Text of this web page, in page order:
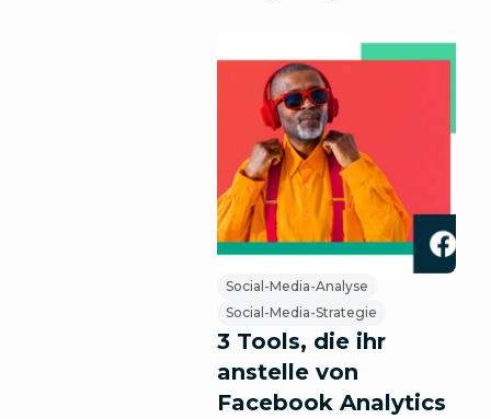
Social-Media-Analyse
Social-Media-Strategie
3 Tools, die ihr
anstelle von
Facebook Analytics